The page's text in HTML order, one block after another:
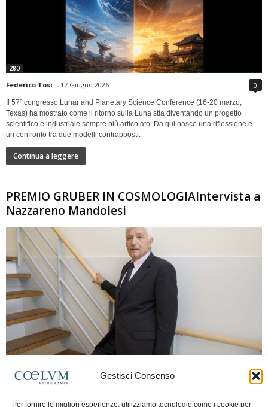
Gestisci Consenso
Per fornire le migliori esperienze, utilizziamo tecnologie come i cookie per
280
Federico Tosi - 17 Giugno 2026 0
Il 57º congresso Lunar and Planetary Science Conference (16-20 marzo,
Texas) ha mostrato come il ritorno sulla Luna stia diventando un progetto
scientifico e industriale sempre più articolato. Da qui nasce una riflessione e
un confronto tra due modelli contrapposti.
Continua a leggere
PREMIO GRUBER IN COSMOLOGIAIntervista a
Nazzareno Mandolesi
Frida Paolella - 16 Giugno 2026 0
spaziale europea e della missione Planck. Il dialogo ripercorre i principali